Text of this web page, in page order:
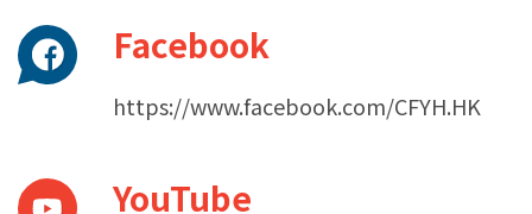
Facebook
https://www.facebook.com/CFYH.HK
YouTube